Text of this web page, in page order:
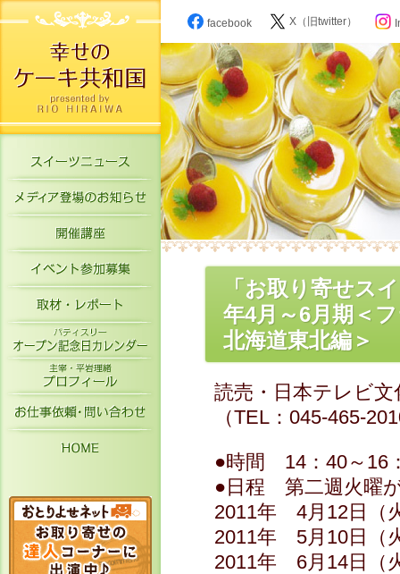
スイーツニュース
メディア登場のお知らせ
開催講座
イベント参加募集
取材・レポート
パティスリーオープン記念日カレン
お仕事依頼・お問い合わせ
facebook X（旧twitter）
「お取り寄せス
年4月～6月期＜
北海道東北編＞
読売・日本テレビ
（TEL：045-465-
●時間 14：40～16
●日程 第二週火曜
2011年 4月12日（
2011年 5月10日（
2011年 6月14日（